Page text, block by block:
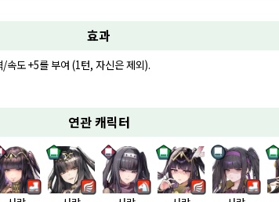
효과
속도 +5를 부여 (1턴, 자신은 제외).
연관 캐릭터